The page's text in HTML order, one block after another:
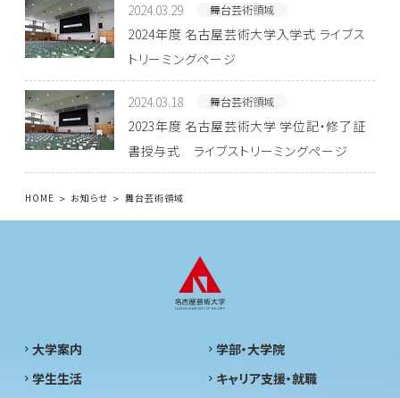
2024.03.29 舞台芸術領域
2024年度 名古屋芸術大学入学式 ライブス
トリーミングページ
2024.03.18 舞台芸術領域
2023年度 名古屋芸術大学 学位記・修了証
書授与式 ライブストリーミングページ
HOME お知らせ 舞台芸術領域
大学案内
学部・大学院
学生生活
キャリア支援・就職